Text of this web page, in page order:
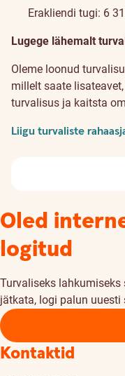
Erakliendi tugi: 6
Lugege lähemalt
Oleme loonud
millelt saate
turvalisus ja kaitsta
Liigu turvaliste
Oled
logitud
Turvaliseks lahkumiseks
jätkata, logi palun uuesti
Kontaktid